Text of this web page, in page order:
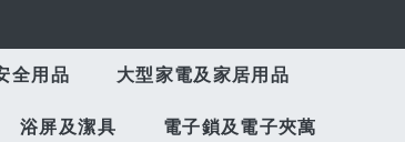
全用品 大型家電及家居用品
浴屏及潔具 電子鎖及電子夾萬